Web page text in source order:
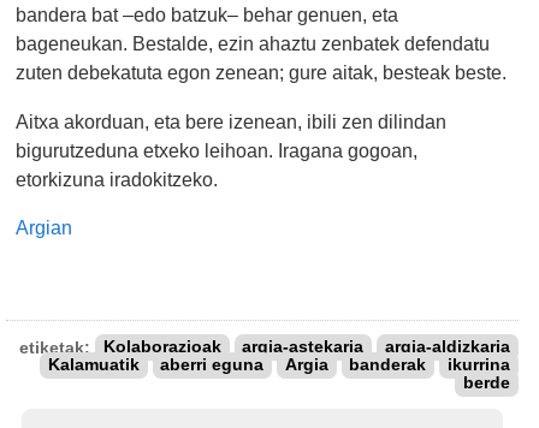
bandera bat –edo batzuk– behar genuen, eta
bageneukan. Bestalde, ezin ahaztu zenbatek defendatu
zuten debekatuta egon zenean; gure aitak, besteak beste.
Aitxa akorduan, eta bere izenean, ibili zen dilindan
bigurutzeduna etxeko leihoan. Iragana gogoan,
etorkizuna iradokitzeko.
Argian
etiketak: Kolaborazioak argia-astekaria
argia-aldizkaria
Kalamuatik
aberri eguna Argia banderak
ikurrina
berde